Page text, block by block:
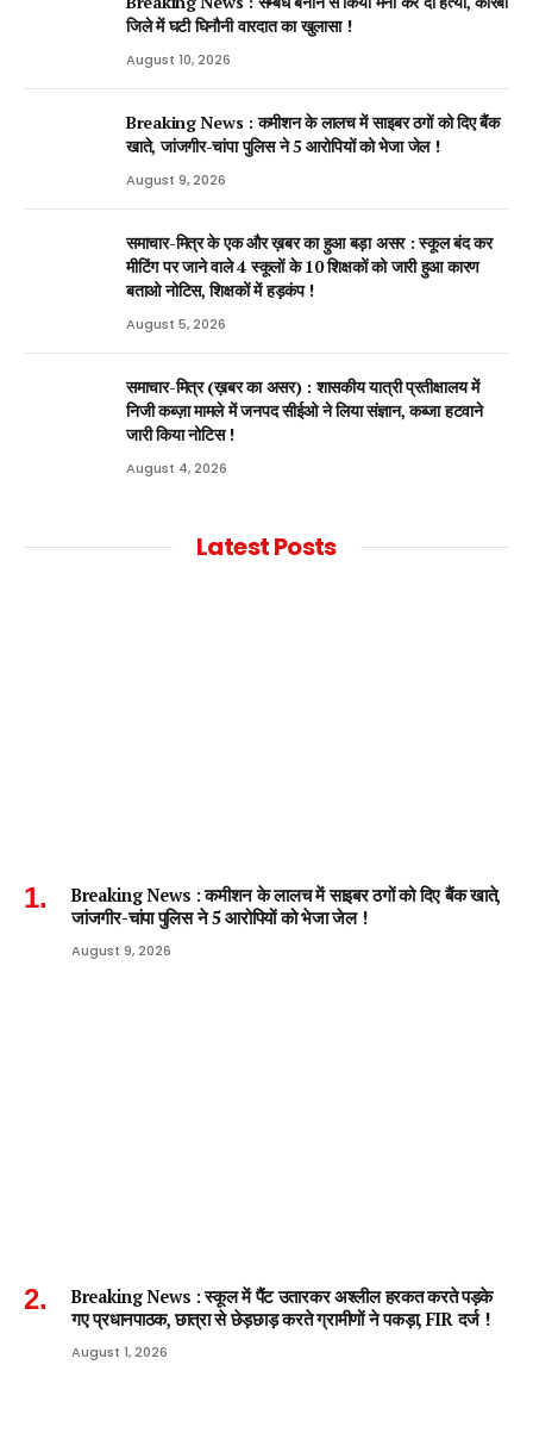
जिले में घटी घिनौनी वारदात का खुलासा !
August 10, 2026
Breaking News : कमीशन के लालच में साइबर ठगों को दिए बैंक
खाते, जांजगीर-चांपा पुलिस ने 5 आरोपियों को भेजा जेल !
August 9, 2026
समाचार-मित्र के एक और ख़बर का हुआ बड़ा असर : स्कूल बंद कर
मीटिंग पर जाने वाले 4 स्कूलों के 10 शिक्षकों को जारी हुआ कारण
बताओ नोटिस, शिक्षकों में हड़कंप !
August 5, 2026
समाचार-मित्र (ख़बर का असर) : शासकीय यात्री प्रतीक्षालय में
निजी कब्ज़ा मामले में जनपद सीईओ ने लिया संज्ञान, कब्जा हटवाने
जारी किया नोटिस !
August 4, 2026
Latest Posts
Breaking News : कमीशन के लालच में साइबर ठगों को दिए बैंक खाते,
जांजगीर-चांपा पुलिस ने 5 आरोपियों को भेजा जेल !
August 9, 2026
Breaking News : स्कूल में पैंट उतारकर अश्लील हरकत करते पड़के
गए प्रधानपाठक, छात्रा से छेड़छाड़ करते ग्रामीणों ने पकड़ा, FIR दर्ज !
August 1, 2026